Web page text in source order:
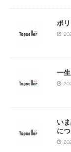
ポリ
一
い
に